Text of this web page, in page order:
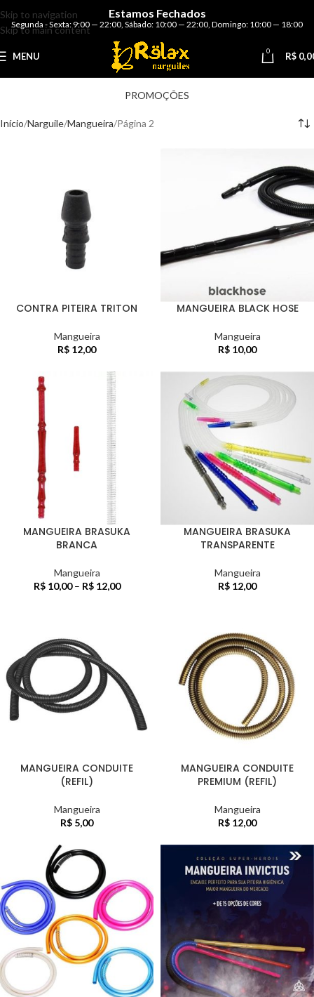
Skip to navigation
Skip to main content
Estamos Fechados
Segunda - Sexta: 9:00 — 22:00 Sábado: 10:00 — 22:00 Domingo: 10:00 — 18:00
MENU 0 R$
PROMOÇÕES
Início Narguile Mangueira Página 2
CONTRA PITEIRA TRITON
Mangueira
R$ 12,00
MANGUEIRA BLACK HOSE
Mangueira
R$ 10,00
MANGUEIRA BRASUKA
BRANCA
Mangueira
R$10,00 – R$12,00
MANGUEIRA BRASUKA
TRANSPARENTE
Mangueira
R$ 12,00
MANGUEIRA CONDUITE
(REFIL)
Mangueira
R$ 5,00
MANGUEIRA CONDUITE
PREMIUM (REFIL)
Mangueira
R$ 12,00